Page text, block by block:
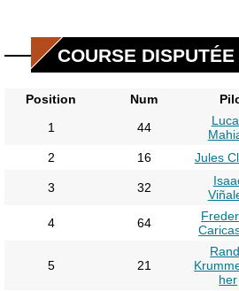
COURSE
Position Num
1
44
2 16 Jules
3 32
4 64
5 21
her